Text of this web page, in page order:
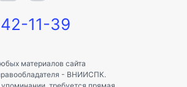
11-39
материалов сайта
- ВНИИСПК.